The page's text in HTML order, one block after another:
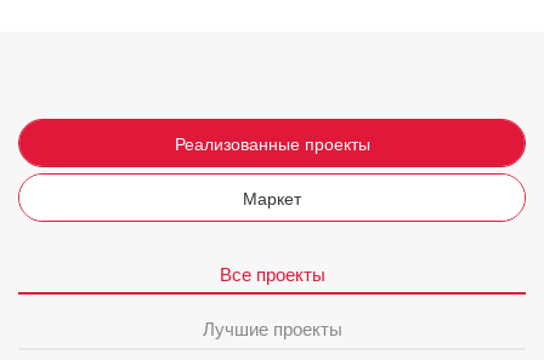
Реализованные проекты
Маркет
Все проекты
Лучшие проекты